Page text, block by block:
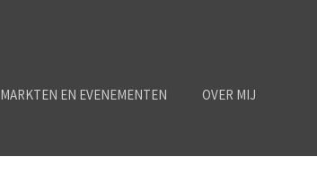
MARKTEN EN EVENEMENTEN
OVER MIJ